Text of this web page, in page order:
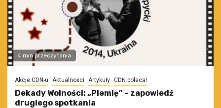
4 min przeczytania
Akcje CDN-u Aktualności Artykuły CDN poleca!
Dekady Wolności: „Plemię” – zapowiedź
drugiego spotkania